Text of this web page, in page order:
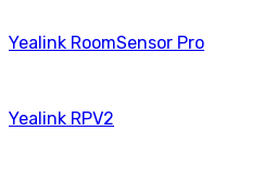
Yealink RoomSensor Pro
Yealink RPV2